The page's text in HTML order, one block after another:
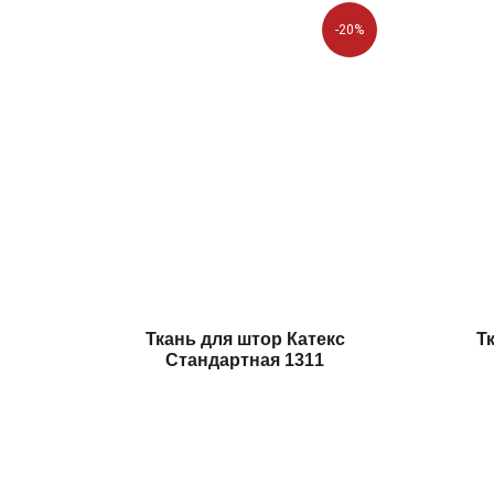
-20%
Ткань для штор Катекс
Стандартная 1311